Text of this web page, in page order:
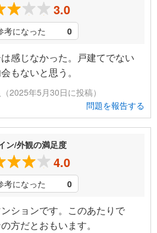
3.0
考になった 0
感じなかった。戸建てでない
もないと思う。
2025年5月30日に投稿）
問題を報告する
ン/外観の満足度
4.0
考になった 0
ションです。このあたりで
方だとおもいます。